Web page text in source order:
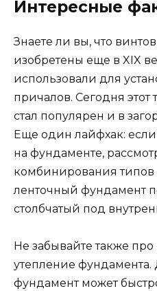
Интересные
Знаете ли вы, что
изобретены еще в XIX
использовали для
причалов. Сегодня
стал популярен и в
Еще один лайфхак:
на фундаменте,
комбинирования
ленточный фундамент
столбчатый под
Не забывайте также
утепление
фундамент может